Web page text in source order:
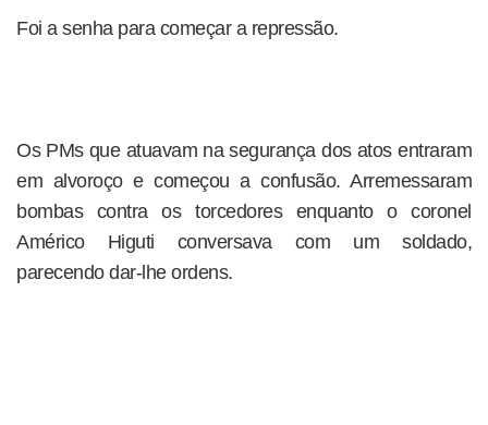
Foi a senha para começar a repressão.
Os PMs que atuavam na segurança dos atos entraram
em alvoroço e começou a confusão. Arremessaram
bombas contra os torcedores enquanto o coronel
Américo Higuti conversava com um soldado,
parecendo dar-lhe ordens.